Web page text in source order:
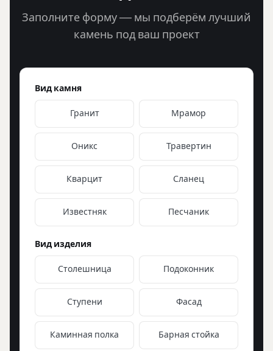
Заполните форму — мы подберём лучший
камень под ваш проект
Вид камня
Гранит Мрамор
Оникс Травертин
Кварцит Сланец
Известняк Песчаник
Вид изделия
Столешница Подоконник
Ступени Фасад
Каминная полка Барная стойка